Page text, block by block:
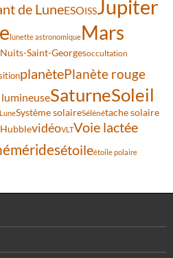
de LuneESOISSJupiter
lunette astronomiqueMars
Nuits-Saint-Georgesoccultation
planètePlanète rouge
SaturneSoleil
Système solaireSélénétache solaire
vidéoVLTVoie lactée
étoileétoile polaire